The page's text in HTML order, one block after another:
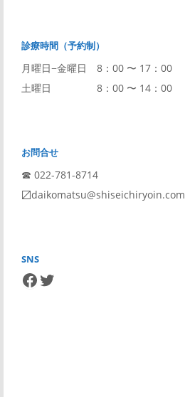
診療時間（予約制）
月曜日−金曜日 8：00 〜 17：00
土曜日 8：00 〜 14：00
お問合せ
☎︎ 022-781-8714
〼daikomatsu@shiseichiryoin.com
SNS